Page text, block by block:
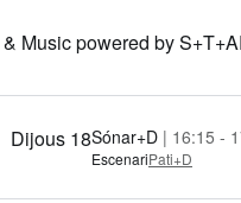
Music powered by
Dijous 18Sónar+D | 16:15 -
EscenariPati+D